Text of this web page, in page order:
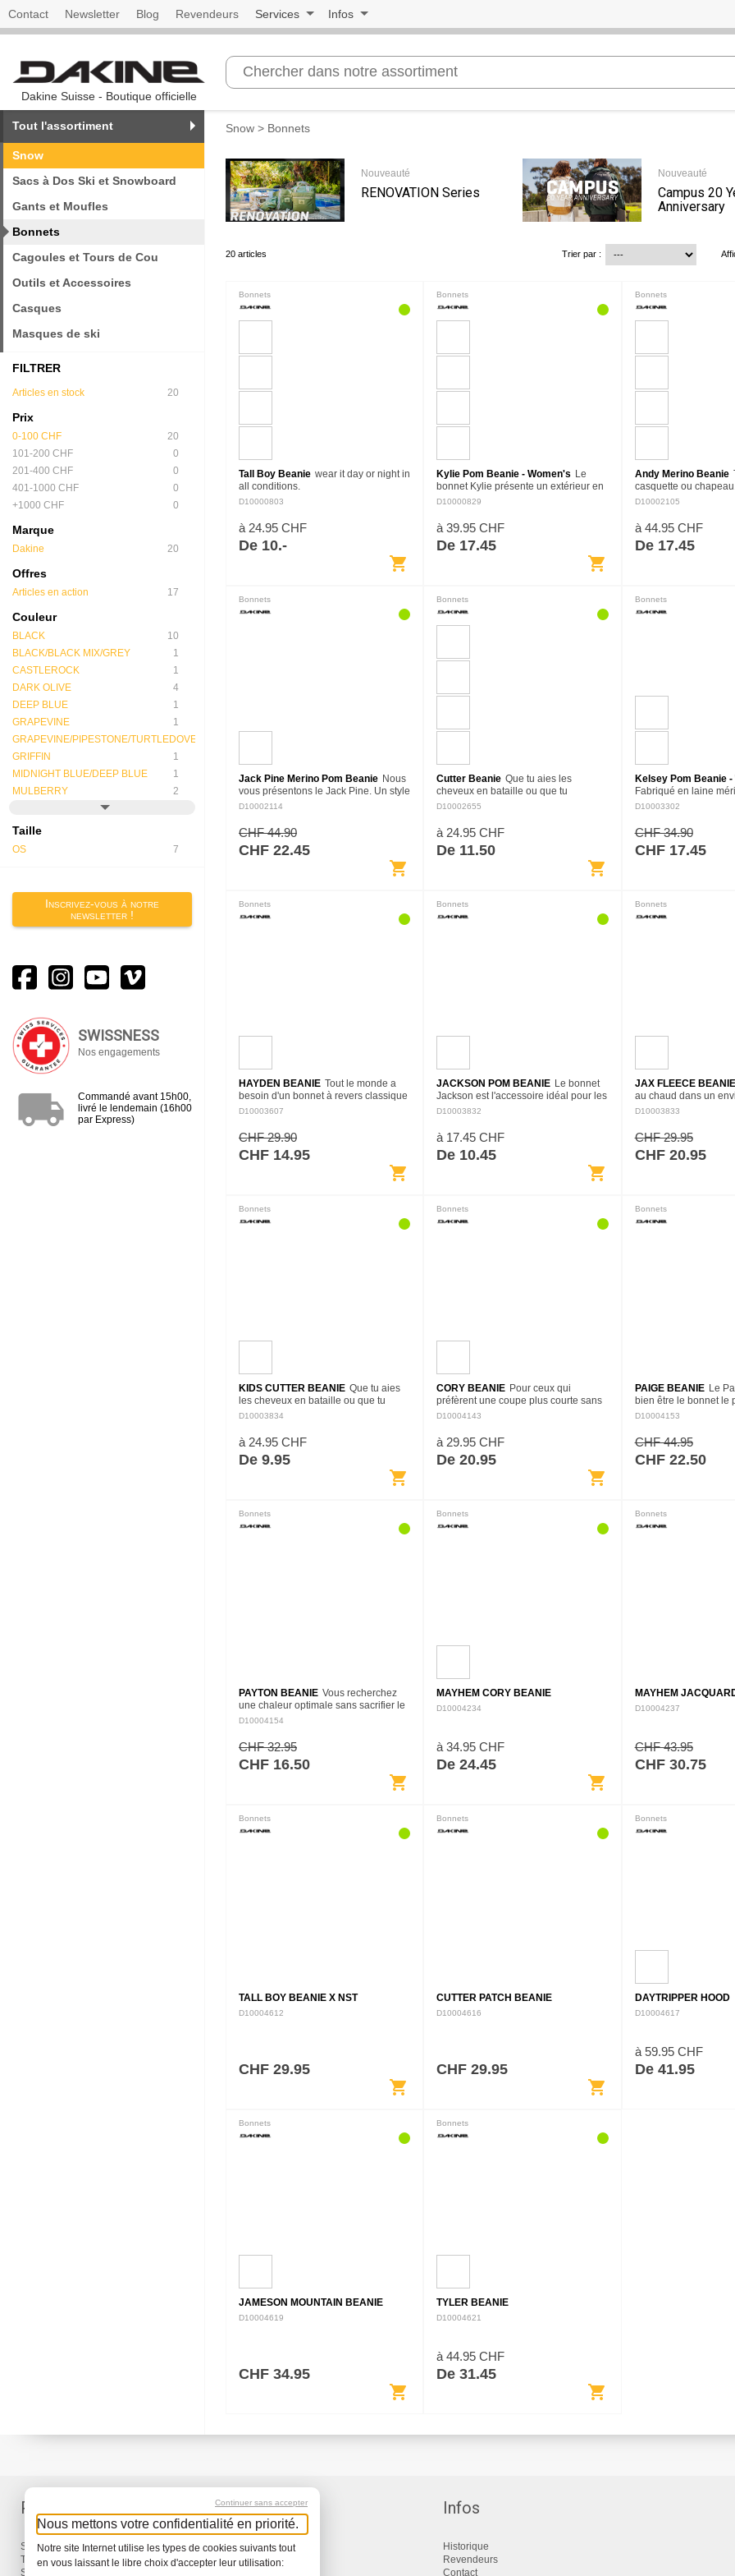
Contact Newsletter Blog Revendeurs Services Infos
Dakine Suisse - Boutique officielle
Tout l'assortiment
Snow
Sacs à Dos Ski et Snowboard
Gants et Moufles
Bonnets
Cagoules et Tours de Cou
Outils et Accessoires
Casques
Masques de ski
FILTRER
Articles en stock 20
Prix
0-100 CHF
20
101-200 CHF
0
201-400 CHF
0
401-1000 CHF
0
+1000 CHF
0
Marque
Dakine 20
Offres
Articles en action 17
Couleur
BLACK
10
BLACK/BLACK MIX/GREY
1
CASTLEROCK
1
DARK OLIVE
4
DEEP BLUE
1
GRAPEVINE
1
GRAPEVINE/PIPESTONE/TURTLEDOVE
GRIFFIN
1
MIDNIGHT BLUE/DEEP BLUE
1
MULBERRY
2
Taille
OS 7
Inscrivez-vous à notre
newsletter !
SWISSNESS
Nos engagements
local_shipping
Commandé avant 15h00,
livré le lendemain (16h00
par Express)
Snow > Bonnets
Nouveauté
RENOVATION Series
Nouveauté
Campus 20
Anniversary
20 articles Trier par :
Bonnets
Tall Boy Beanie wear it day or night in
all conditions.
D10000803
à 24.95 CHF
De 10.-
shopping_cart
Bonnets
Kylie Pom Beanie - Women's Le
bonnet Kylie présente un extérieur en
acrylique dans une conception en
fausse fourrure, un revers…
D10000829
à 39.95 CHF
De 17.45
shopping_cart
Bonnets
Andy Merino Beanie
casquette ou
comme tu veux. Ce
pour un port
D10002105
à 44.95 CHF
De 17.45
Bonnets
Jack Pine Merino Pom Beanie Nous
vous présentons le Jack Pine. Un style
à pompon intemporel en mélange de
comporte une doublure…
D10002114
CHF 44.90
CHF 22.45
shopping_cart
Bonnets
Cutter Beanie Que tu aies les
cheveux en bataille ou que tu
cherches à te réchauffer, le bonnet
revers haut s'adapte à…
D10002655
à 24.95 CHF
De 11.50
shopping_cart
Bonnets
Kelsey Pom Beanie -
Fabriqué en laine
tricot torsadé qui ferait
de luxueuse polaire
D10003302
CHF 34.90
CHF 17.45
Bonnets
HAYDEN BEANIE Tout le monde a
besoin d'un bonnet à revers classique
dans sa collection. Voici le Hayden.
intemporel, un…
D10003607
CHF 29.90
CHF 14.95
shopping_cart
Bonnets
JACKSON POM BEANIE Le bonnet
Jackson est l'accessoire idéal pour les
climats froids. Le petit pompon et le
fabriqué au Canada lui…
D10003832
à 17.45 CHF
De 10.45
shopping_cart
Bonnets
JAX FLEECE BEANIE
au chaud dans un
hivernal est essentiel
montagne, et c'est
D10003833
CHF 29.95
CHF 20.95
Bonnets
KIDS CUTTER BEANIE Que tu aies
les cheveux en bataille ou que tu
cherches à te réchauffer, le bonnet
revers haut s'adapte à un…
D10003834
à 24.95 CHF
De 9.95
shopping_cart
Bonnets
CORY BEANIE Pour ceux qui
préfèrent une coupe plus courte sans
sacrifier la chaleur, nous proposons le
court conserve…
D10004143
à 29.95 CHF
De 20.95
shopping_cart
Bonnets
PAIGE BEANIE Le
bien être le bonnet le
vous ne posséderez
brodé directement
D10004153
CHF 44.95
CHF 22.50
Bonnets
PAYTON BEANIE Vous recherchez
une chaleur optimale sans sacrifier le
style ? Le Payton beanie offre les
polyester recyclé et…
D10004154
CHF 32.95
CHF 16.50
shopping_cart
Bonnets
MAYHEM CORY BEANIE
D10004234
à 34.95 CHF
De 24.45
shopping_cart
Bonnets
MAYHEM
D10004237
CHF 43.95
CHF 30.75
Bonnets
TALL BOY BEANIE X NST
D10004612
CHF 29.95
shopping_cart
Bonnets
CUTTER PATCH BEANIE
D10004616
CHF 29.95
shopping_cart
Bonnets
DAYTRIPPER HOOD
D10004617
à 59.95 CHF
De 41.95
Bonnets
JAMESON MOUNTAIN BEANIE
D10004619
CHF 34.95
shopping_cart
Bonnets
TYLER BEANIE
D10004621
à 44.95 CHF
De 31.45
shopping_cart
Produits
Sacs à dos et Sacs
Travel
Snow
Services
Livraison
Garantie
Infos
Historique
Revendeurs
Contact
Continuer sans accepter
Nous mettons votre confidentialité en priorité.
Notre site Internet utilise les types de cookies suivants tout
en vous laissant le libre choix d'accepter leur utilisation: